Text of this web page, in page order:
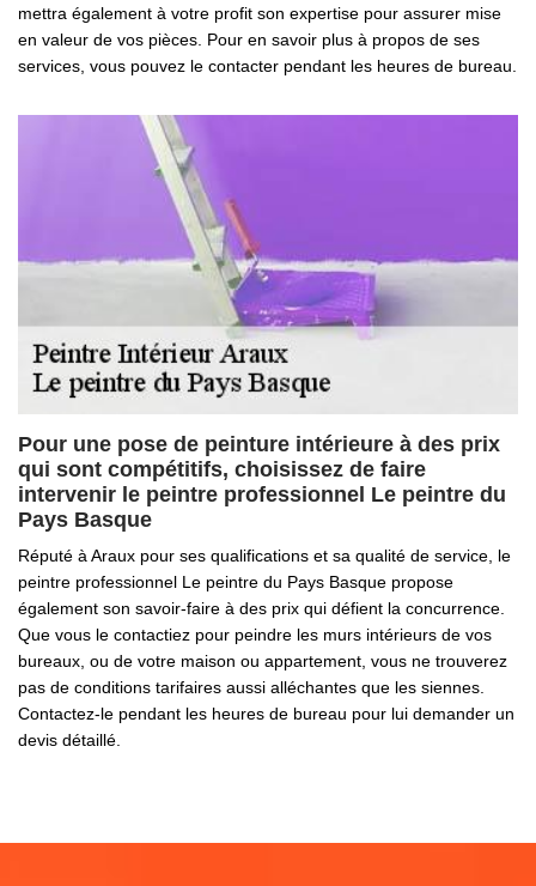
mettra également à votre profit son expertise pour assurer mise
en valeur de vos pièces. Pour en savoir plus à propos de ses
services, vous pouvez le contacter pendant les heures de bureau.
Pour une pose de peinture intérieure à des prix
qui sont compétitifs, choisissez de faire
intervenir le peintre professionnel Le peintre du
Pays Basque
Réputé à Araux pour ses qualifications et sa qualité de service, le
peintre professionnel Le peintre du Pays Basque propose
également son savoir-faire à des prix qui défient la concurrence.
Que vous le contactiez pour peindre les murs intérieurs de vos
bureaux, ou de votre maison ou appartement, vous ne trouverez
pas de conditions tarifaires aussi alléchantes que les siennes.
Contactez-le pendant les heures de bureau pour lui demander un
devis détaillé.